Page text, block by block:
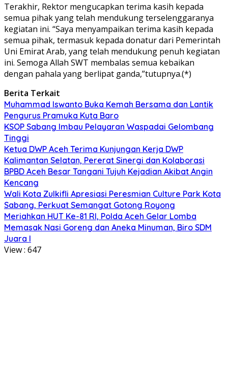
Terakhir, Rektor mengucapkan terima kasih kepada
semua pihak yang telah mendukung terselenggaranya
kegiatan ini. “Saya menyampaikan terima kasih kepada
semua pihak, termasuk kepada donatur dari Pemerintah
Uni Emirat Arab, yang telah mendukung penuh kegiatan
ini. Semoga Allah SWT membalas semua kebaikan
dengan pahala yang berlipat ganda,”tutupnya.(*)
Berita Terkait
Muhammad Iswanto Buka Kemah Bersama dan Lantik
Pengurus Pramuka Kuta Baro
KSOP Sabang Imbau Pelayaran Waspadai Gelombang
Tinggi
Ketua DWP Aceh Terima Kunjungan Kerja DWP
Kalimantan Selatan, Pererat Sinergi dan Kolaborasi
BPBD Aceh Besar Tangani Tujuh Kejadian Akibat Angin
Kencang
Wali Kota Zulkifli Apresiasi Peresmian Culture Park Kota
Sabang, Perkuat Semangat Gotong Royong
Meriahkan HUT Ke-81 RI, Polda Aceh Gelar Lomba
Memasak Nasi Goreng dan Aneka Minuman, Biro SDM
Juara I
View : 647